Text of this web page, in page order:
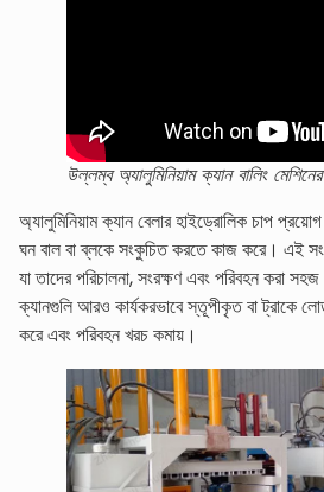
উল্লম্ব অ্যালুমিনিয়াম ক্যান বালিং
অ্যালুমিনিয়াম ক্যান বেলার হাইড্রোলিক চাপ
ঘন বাল বা ব্লকে সংকুচিত করতে কাজ করে। এই
যা তাদের পরিচালনা, সংরক্ষণ এবং পরিবহন করা
ক্যানগুলি আরও কার্যকরভাবে স্তূপীকৃত বা ট্রাকে
করে এবং পরিবহন খরচ কমায়।